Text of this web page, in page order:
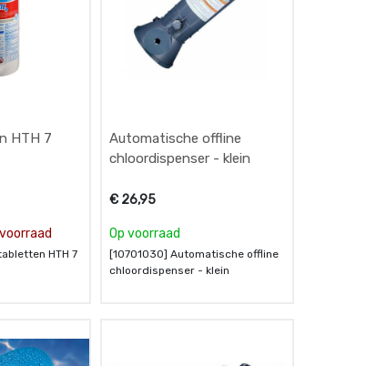
HTH 7
HTH 7
Automatische offline
chloordispenser - klein
€ 26,95
Op voorraad
[10701030] Automatische offline
chloordispenser - klein